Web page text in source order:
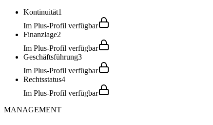
Kontinuität1
Im Plus-Profil verfügbar
Finanzlage2
Im Plus-Profil verfügbar
Geschäftsführung3
Im Plus-Profil verfügbar
Rechtsstatus4
Im Plus-Profil verfügbar
MANAGEMENT